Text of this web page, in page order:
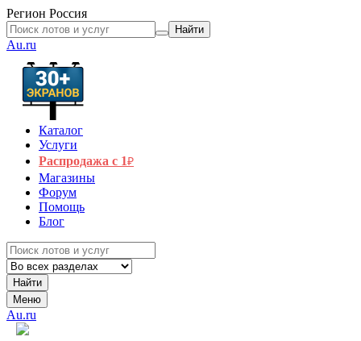
Регион Россия
Найти
Au.ru
Каталог
Услуги
Распродажа с 1₽
Магазины
Форум
Помощь
Блог
Найти
Меню
Au.ru